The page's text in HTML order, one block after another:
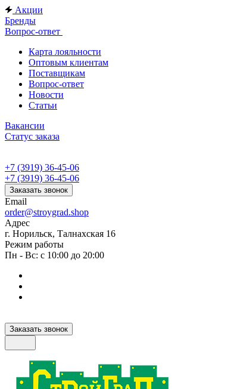
Акции
Бренды
Вопрос-ответ
Карта лояльности
Оптовым клиентам
Поставщикам
Вопрос-ответ
Новости
Статьи
Вакансии
Статус заказа
+7 (3919) 36-45-06
+7 (3919) 36-45-06
Заказать звонок
Email
order@stroygrad.shop
Адрес
г. Норильск, Талнахская 16
Режим работы
Пн - Вс: с 10:00 до 20:00
Заказать звонок